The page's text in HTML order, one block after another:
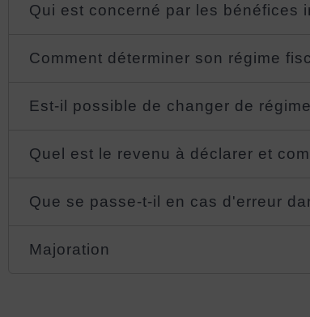
Qui est concerné par les bénéfices
Comment déterminer son régime
Est-il possible de changer de
Quel est le revenu à déclarer et
Que se passe-t-il en cas d'erreur
Majoration